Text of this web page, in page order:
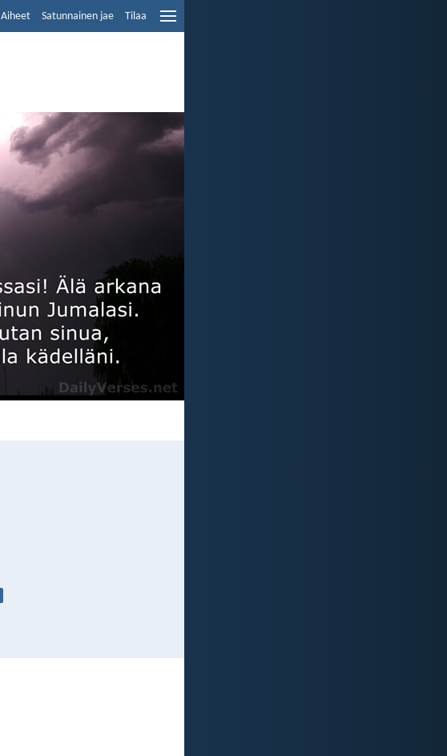
Aiheet Satunnainen jae Tilaa